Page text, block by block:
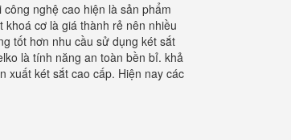
nghệ cao hiện là sản phẩm
cơ là giá thành rẻ nên nhiều
tốt hơn nhu cầu sử dụng két sắt
là tính năng an toàn bền bỉ. khả
xuất két sắt cao cấp. Hiện nay các